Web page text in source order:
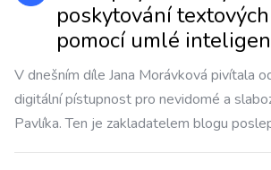
poskytování
pomocí umlé
V dnešním díle Jana Morávková pivítala
digitální pístupnost pro nevidomé a
Pavlíka. Ten je zakladatelem blogu